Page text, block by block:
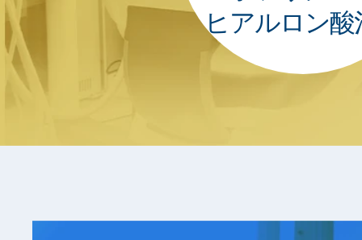
ヒアルロン酸